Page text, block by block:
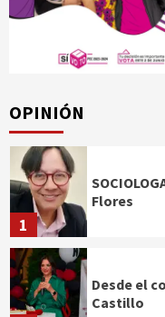
OPINIÓN
1
Flores
Desde el
Castillo